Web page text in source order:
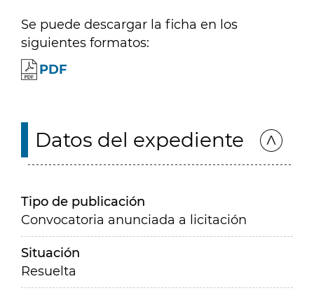
Se puede descargar la ficha en los
siguientes formatos:
PDF
Datos del expediente
Tipo de publicación
Convocatoria anunciada a licitación
Situación
Resuelta